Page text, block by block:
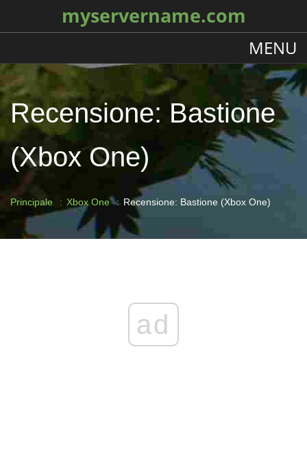
myservername.com
MENU
Recensione: Bastione
(Xbox One)
Principale Xbox One Recensione: Bastione (Xbox One)
ad